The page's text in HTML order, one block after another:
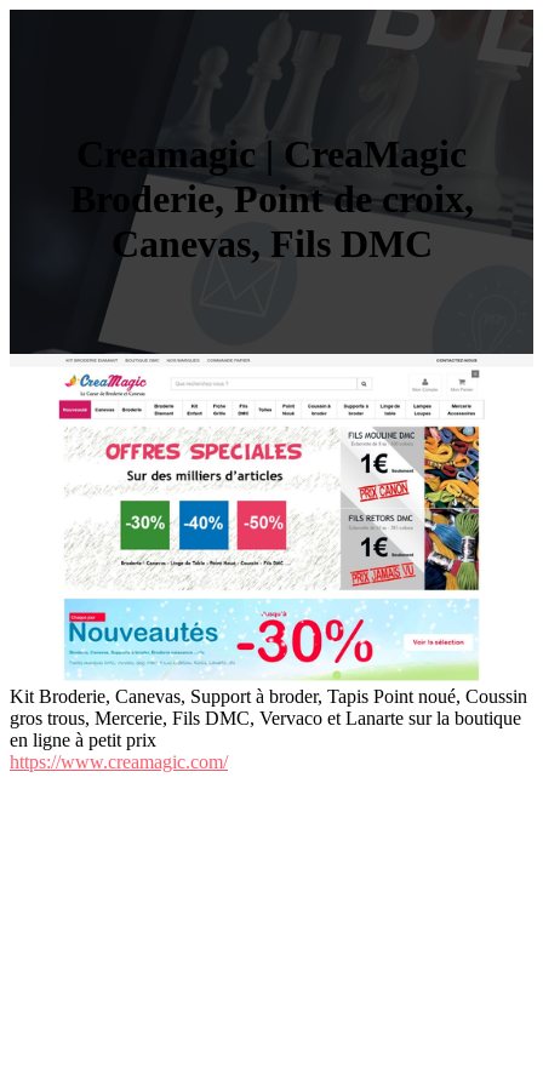
Creamagic | CreaMagic
Broderie, Point de croix,
Canevas, Fils DMC
Kit Broderie, Canevas, Support à broder, Tapis Point noué, Coussin
gros trous, Mercerie, Fils DMC, Vervaco et Lanarte sur la boutique
en ligne à petit prix
https://www.creamagic.com/